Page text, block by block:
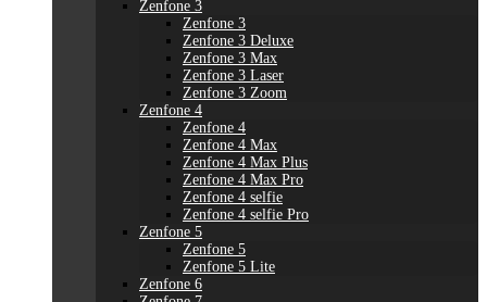
Zenfone 3
Zenfone 3
Zenfone 3 Deluxe
Zenfone 3 Max
Zenfone 3 Laser
Zenfone 3 Zoom
Zenfone 4
Zenfone 4
Zenfone 4 Max
Zenfone 4 Max Plus
Zenfone 4 Max Pro
Zenfone 4 selfie
Zenfone 4 selfie Pro
Zenfone 5
Zenfone 5
Zenfone 5 Lite
Zenfone 6